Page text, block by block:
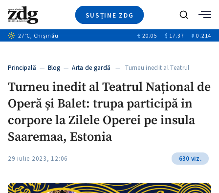
SUSȚINE ZDG
Ştiri
+12
Video
Special
Blog
ZdGust
Caută
27°C, Chișinău € 20.05 $ 17.37 ₽ 0.214
Principală — Blog —Arta de gardă — Turneu inedit al Teatrul
Turneu inedit al Teatrul Național de
Operă și Balet: trupa participă in
corpore la Zilele Operei pe insula
Saaremaa, Estonia
29 iulie 2023, 12:06 630 viz.